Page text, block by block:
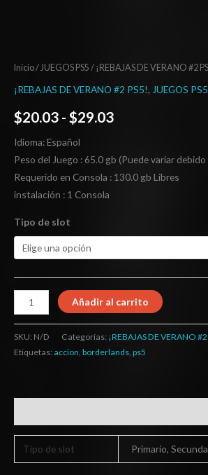
Inicio/JUEGOS PS5 / ¡REBAJAS DE VERANO #2
¡REBAJAS DE VERANO #2 PS5!, JUEGOS PS5
$20.03 - $29.03
Idioma: Español
Peso del Juego : 65.0 gb (Puede variar
Requerido en Consola : 130.0 gb Libres
instalación : 1 Consola
Tipo de slot
Añadir al carrito
SKU: N/D Categorías: ¡REBAJAS DE VERANO #2
Etiquetas: accion borderlands ps5
Tipo de slot Primario,